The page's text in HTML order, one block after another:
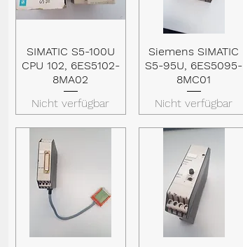
Schnellansicht
SIMATIC S5-100U
CPU 102, 6ES5102-
8MA02
Nicht verfügbar
Schnellansicht
Siemens SIMATIC
S5-95U, 6ES5095-
8MC01
Nicht verfügbar